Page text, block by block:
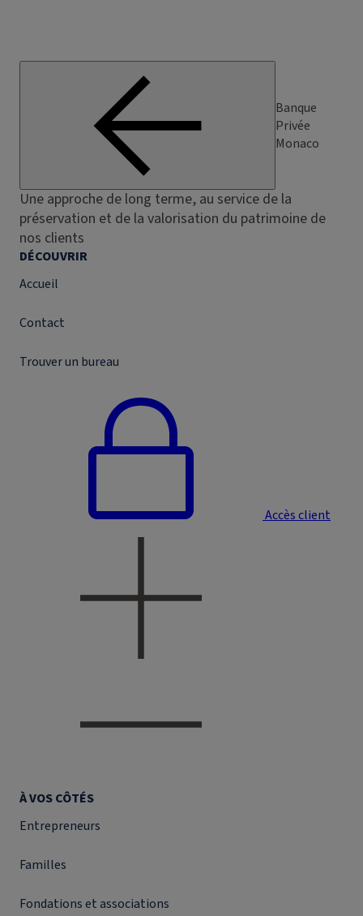
Banque
Privée
Monaco
Une approche de long terme, au service de la
préservation et de la valorisation du patrimoine de
nos clients
DÉCOUVRIR
Accueil
Contact
Trouver un bureau
Accès client
À VOS CÔTÉS
Entrepreneurs
Familles
Fondations et associations